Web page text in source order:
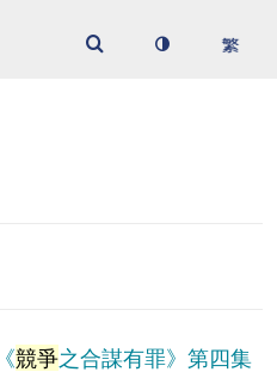
《競爭之合謀有罪》第四集 《告密》